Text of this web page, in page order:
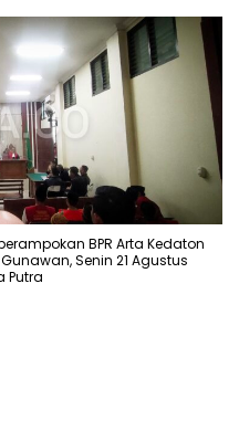
BPR Arta Kedaton
Senin 21 Agustus
Putra